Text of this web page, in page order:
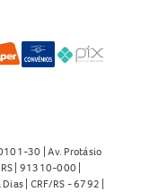
30 | Av. Protásio
| 91310-000 |
| CRF/RS - 6792 |